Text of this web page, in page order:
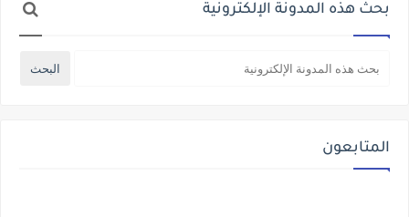
بحث هذه المدونة الإلكترونية
المتابعون